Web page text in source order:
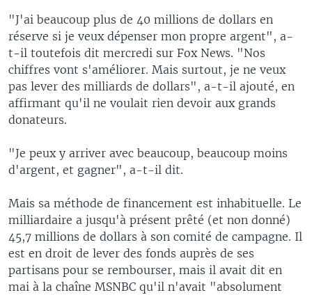
"J'ai beaucoup plus de 40 millions de dollars en
réserve si je veux dépenser mon propre argent", a-
t-il toutefois dit mercredi sur Fox News. "Nos
chiffres vont s'améliorer. Mais surtout, je ne veux
pas lever des milliards de dollars", a-t-il ajouté, en
affirmant qu'il ne voulait rien devoir aux grands
donateurs.
"Je peux y arriver avec beaucoup, beaucoup moins
d'argent, et gagner", a-t-il dit.
Mais sa méthode de financement est inhabituelle. Le
milliardaire a jusqu'à présent prêté (et non donné)
45,7 millions de dollars à son comité de campagne. Il
est en droit de lever des fonds auprès de ses
partisans pour se rembourser, mais il avait dit en
mai à la chaîne MSNBC qu'il n'avait "absolument